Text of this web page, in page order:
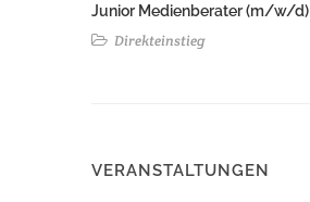
Junior Medienberater (m/w/d)
Direkteinstieg
VERANSTALTUNGEN